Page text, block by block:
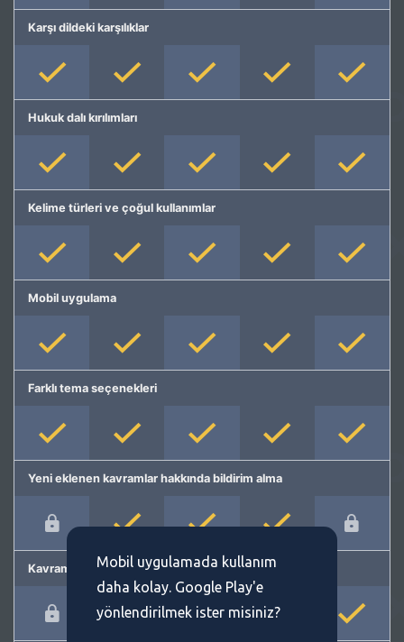
Karşı dildeki karşılıklar
Hukuk dalı kırılımları
Kelime türleri ve çoğul kullanımlar
Mobil uygulama
Farklı tema seçenekleri
Yeni eklenen kavramlar hakkında bildirim alma
Kavram önermeMobil uygulamada kullanım
daha kolay. Google Play'e
yönlendirilmek ister misiniz?